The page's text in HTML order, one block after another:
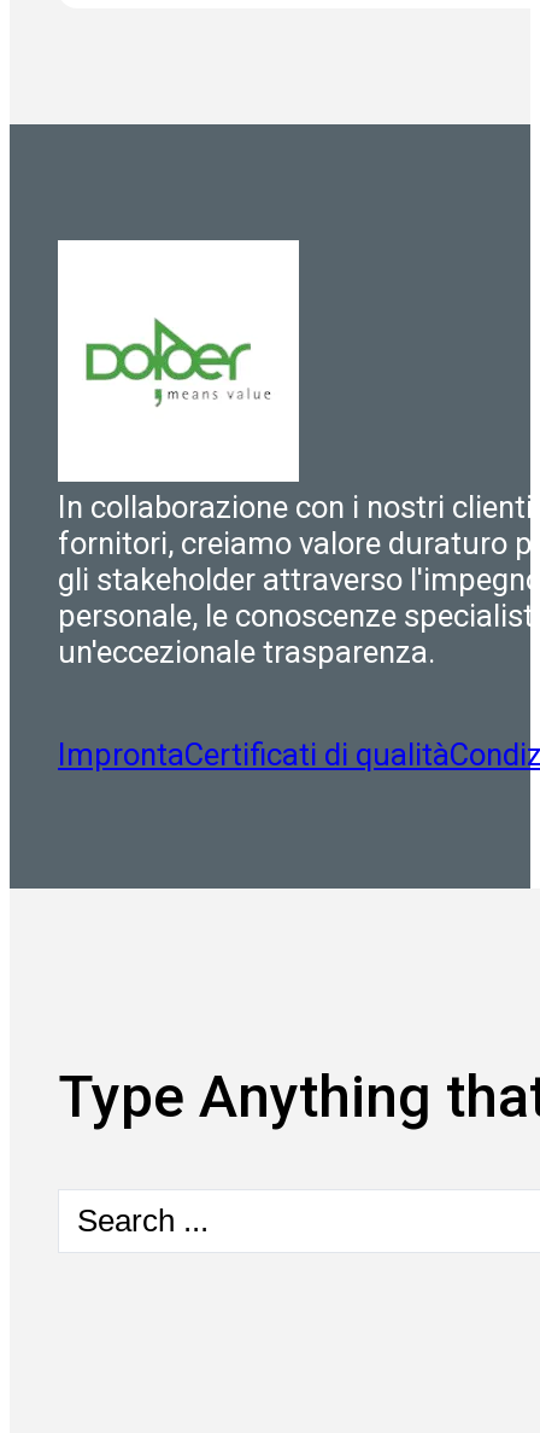
In collaborazione con i nostri clienti
fornitori, creiamo valore duraturo
gli stakeholder attraverso
personale, le conoscenze
un'eccezionale trasparenza.
ImprontaCertificati di qualità
Type Anything
Search
...